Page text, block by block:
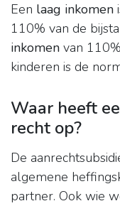
Een laag inkomen
110% van de
inkomen van
kinderen is de
Waar heeft
recht op?
De
algemene
partner. Ook wie